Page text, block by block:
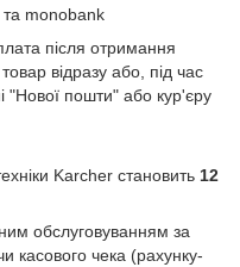
monobank
після отримання
відразу або, під час
"Нової пошти" або кур'єру
Karcher становить 12
обслуговуванням за
касового чека (рахунку-